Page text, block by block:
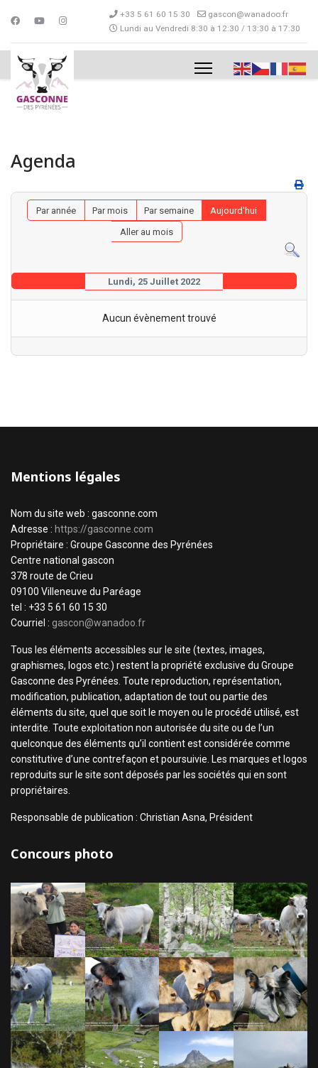
+33 5 61 60 15 30
gascon@wanadoo.fr
Lundi au Vendredi 8:30 à 12:30 / 13:30 à 17:30
Agenda
Par année Par mois Par semaine
Aujourd'hui
Aller au mois
Lundi, 25 Juillet 2022
Aucun évènement trouvé
Mentions légales
Nom du site web : gasconne.com
Adresse : https://gasconne.com
Propriétaire : Groupe Gasconne des Pyrénées
Centre national gascon
378 route de Crieu
09100 Villeneuve du Paréage
tel : +33 5 61 60 15 30
Courriel : gascon@wanadoo.fr
Tous les éléments accessibles sur le site (textes, images,
graphismes, logos etc.) restent la propriété exclusive du Groupe
Gasconne des Pyrénées. Toute reproduction, représentation,
modification, publication, adaptation de tout ou partie des
éléments du site, quel que soit le moyen ou le procédé utilisé, est
interdite. Toute exploitation non autorisée du site ou de l’un
quelconque des éléments qu’il contient est considérée comme
constitutive d’une contrefaçon et poursuivie. Les marques et logos
reproduits sur le site sont déposés par les sociétés qui en sont
propriétaires.
Responsable de publication : Christian Asna, Président
Concours photo